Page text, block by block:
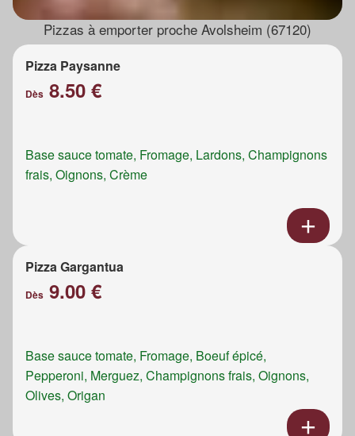
Pizzas à emporter proche Avolsheim (67120)
Pizza Paysanne
Dès 8.50 €
Base sauce tomate, Fromage, Lardons, Champignons
frais, Oignons, Crème
Pizza Gargantua
Dès 9.00 €
Base sauce tomate, Fromage, Boeuf épicé,
Pepperoni, Merguez, Champignons frais, Oignons,
Olives, Origan